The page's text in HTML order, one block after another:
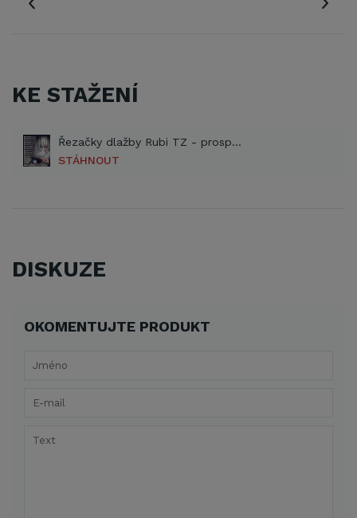
KE STAŽENÍ
Řezačky dlažby Rubi TZ - prospekt (PDF)
STÁHNOUT
DISKUZE
OKOMENTUJTE PRODUKT